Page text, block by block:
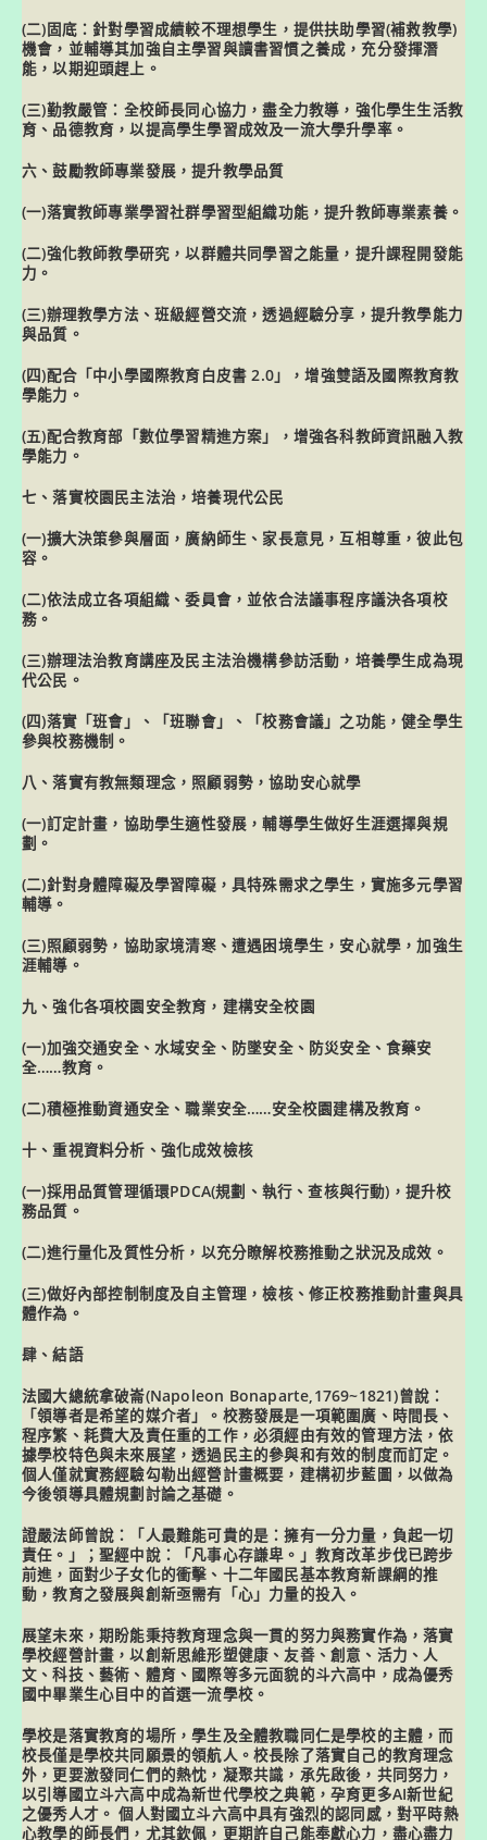
(二)固底：針對學習成績較不理想學生，提供扶助學習(補救教學)
機會，並輔導其加強自主學習與讀書習慣之養成，充分發揮潛
能，以期迎頭趕上。
(三)勤教嚴管：全校師長同心協力，盡全力教導，強化學生生活教
育、品德教育，以提高學生學習成效及一流大學升學率。
六、鼓勵教師專業發展，提升教學品質
(一)落實教師專業學習社群學習型組織功能，提升教師專業素養。
(二)強化教師教學研究，以群體共同學習之能量，提升課程開發能
力。
(三)辦理教學方法、班級經營交流，透過經驗分享，提升教學能力
與品質。
(四)配合「中小學國際教育白皮書 2.0」，增強雙語及國際教育教
學能力。
(五)配合教育部「數位學習精進方案」，增強各科教師資訊融入教
學能力。
七、落實校園民主法治，培養現代公民
(一)擴大決策參與層面，廣納師生、家長意見，互相尊重，彼此包
容。
(二)依法成立各項組織、委員會，並依合法議事程序議決各項校
務。
(三)辦理法治教育講座及民主法治機構參訪活動，培養學生成為現
代公民。
(四)落實「班會」、「班聯會」、「校務會議」之功能，健全學生
參與校務機制。
八、落實有教無類理念，照顧弱勢，協助安心就學
(一)訂定計畫，協助學生適性發展，輔導學生做好生涯選擇與規
劃。
(二)針對身體障礙及學習障礙，具特殊需求之學生，實施多元學習
輔導。
(三)照顧弱勢，協助家境清寒、遭遇困境學生，安心就學，加強生
涯輔導。
九、強化各項校園安全教育，建構安全校園
(一)加強交通安全、水域安全、防墜安全、防災安全、食藥安
全……教育。
(二)積極推動資通安全、職業安全……安全校園建構及教育。
十、重視資料分析、強化成效檢核
(一)採用品質管理循環PDCA(規劃、執行、查核與行動)，提升校
務品質。
(二)進行量化及質性分析，以充分瞭解校務推動之狀況及成效。
(三)做好內部控制制度及自主管理，檢核、修正校務推動計畫與具
體作為。
肆、結語
法國大總統拿破崙(Napoleon Bonaparte,1769~1821)曾說：
「領導者是希望的媒介者」。 校務發展是一項範圍廣、時間長、
程序繁、耗費大及責任重的工作，必須經由有效的管理方法，依
據學校特色與未來展望，透過民主的參與和有效的制度而訂定。
個人僅就實務經驗勾勒出經營計畫概要，建構初步藍圖，以做為
今後領導具體規劃討論之基礎。
證嚴法師曾說：「人最難能可貴的是：擁有一分力量，負起一切
責任。」；聖經中說：「凡事心存謙卑。」教育改革步伐已跨步
前進，面對少子女化的衝擊、十二年國民基本教育新課綱的推
動，教育之發展與創新亟需有「心」力量的投入。
展望未來，期盼能秉持教育理念與一貫的努力與務實作為，落實
學校經營計畫，以創新思維形塑健康、友善、創意、活力、人
文、科技、藝術、體育、國際等多元面貌的斗六高中，成為優秀
國中畢業生心目中的首選一流學校。
學校是落實教育的場所，學生及全體教職同仁是學校的主體，而
校長僅是學校共同願景的領航人。校長除了落實自己的教育理念
外，更要激發同仁們的熱忱，凝聚共識，承先啟後，共同努力，
以引導國立斗六高中成為新世代學校之典範，孕育更多AI新世紀
之優秀人才。 個人對國立斗六高中具有強烈的認同感，對平時熱
心教學的師長們，尤其欽佩，更期許自己能奉獻心力，盡心盡力